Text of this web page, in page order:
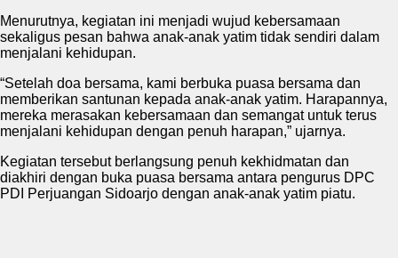
Menurutnya, kegiatan ini menjadi wujud kebersamaan
sekaligus pesan bahwa anak-anak yatim tidak sendiri dalam
menjalani kehidupan.
“Setelah doa bersama, kami berbuka puasa bersama dan
memberikan santunan kepada anak-anak yatim. Harapannya,
mereka merasakan kebersamaan dan semangat untuk terus
menjalani kehidupan dengan penuh harapan,” ujarnya.
Kegiatan tersebut berlangsung penuh kekhidmatan dan
diakhiri dengan buka puasa bersama antara pengurus DPC
PDI Perjuangan Sidoarjo dengan anak-anak yatim piatu.